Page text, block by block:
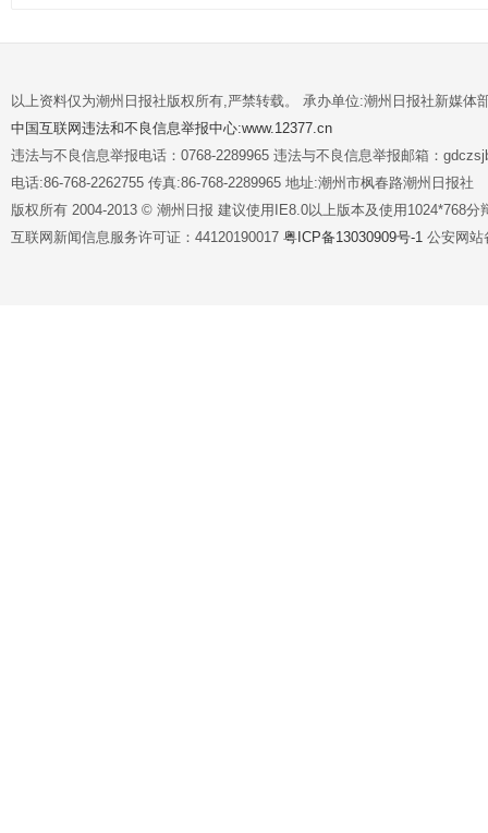
以上资料仅为潮州日报社版权所有,严禁转载。 承办单位:潮州日报社新媒体
中国互联网违法和不良信息举报中心:www.12377.cn
违法与不良信息举报电话：0768-2289965 违法与不良信息举报邮箱：
电话:86-768-2262755 传真:86-768-2289965 地址:潮州市枫春路潮州日报社
版权所有 2004-2013 © 潮州日报 建议使用IE8.0以上版本及使用1024*768分
互联网新闻信息服务许可证：44120190017 粤ICP备13030909号-1 公安网站